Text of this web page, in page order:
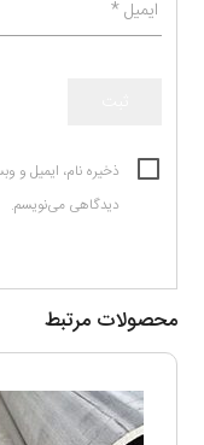
ایمیل*
ذخیره نام، ایمیل و
دیدگاهی می‌نویسم.
محصولات مرتبط